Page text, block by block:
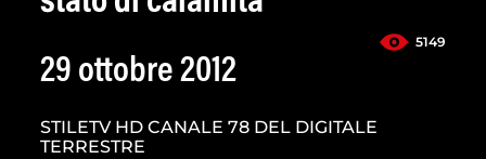
5149
29 ottobre 2012
STILETV HD CANALE 78 DEL DIGITALE
TERRESTRE